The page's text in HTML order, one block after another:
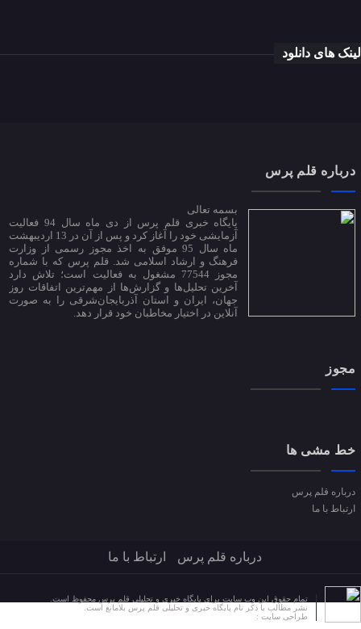
لینک های دانلود
درباره قلم پرس
بسمه تعالی
پایگاه خبری قلم پرس از دی ماه سال 94 فعالیت
آزمایشی خود را آغاز کرد و پس از آن در 13 اردیبهشت
ماه سال 95 موفق به اخذ مجوز رسمی از وزارت
فرهنگ و ارشاد اسلامی شد. قلم پرس که با شماره
مجوز 77544 مشغول به فعالیت است؛ تلاش دارد
آخرین تحلیل‌ها و گزارش‌ها از مهم‌ترین اتفاقات روز
جهان، ایران و استان آذربایجان‌شرقی را به صورت
آنلاین در اختیار مخاطبان خود قرار دهد.
مجوز
خط مشی ها
درباره قلم پرس
ارتباط با ما
درباره قلم پرس ارتباط با ما
تمام حقوق این وب سایت برای پایگاه خبری و تحلیلی قلم پرس محفوظ است.
نشر مطالب با ذکر نام پایگاه خبری و تحلیلی قلم پرس بلامانع است.
طراحی سایت :